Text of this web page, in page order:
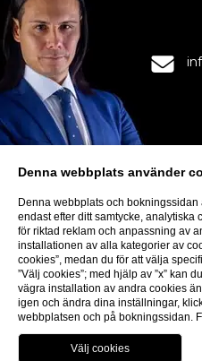
Denna webbplats använder
Denna webbplats och
endast efter ditt samtycke,
för riktad reklam och anpassning av
installationen av alla kategorier av
cookies”, medan du för att välja
”Välj cookies”; med hjälp av ”x” kan
vägra installation av andra cookies
igen och ändra dina inställningar,
webbplatsen och på bokningssidan.